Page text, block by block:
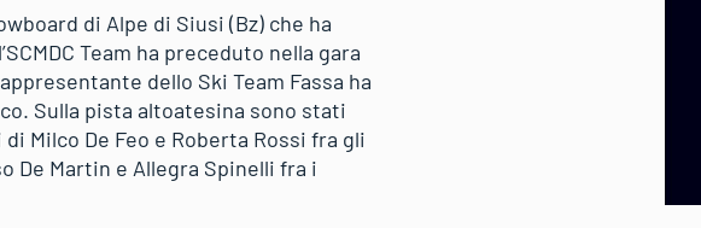
di Alpe di Siusi (Bz) che ha
Team ha preceduto nella gara
dello Ski Team Fassa ha
Sulla pista altoatesina sono stati
Milco De Feo e Roberta Rossi fra gli
De Martin e Allegra Spinelli fra i